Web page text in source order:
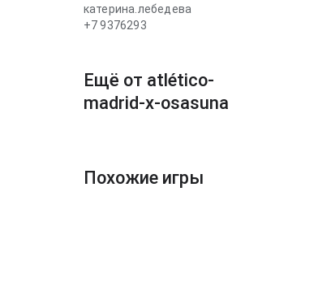
катерина.лебедева
+7 9376293
Ещё от atlético-
madrid-x-osasuna
Похожие игры